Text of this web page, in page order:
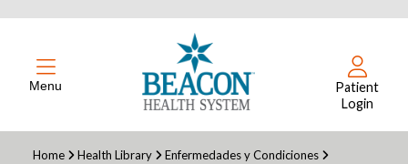
Menu
Patient
Login
Home Health Library
Enfermedades y Condiciones